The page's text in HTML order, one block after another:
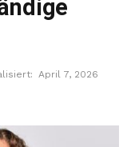
April 7, 2026